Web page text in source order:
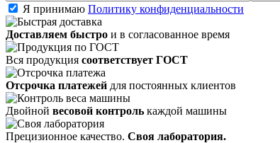
Я принимаю Политику конфиденциальности
Доставляем быстро и в согласованное время
Вся продукция соответствует ГОСТ
Отсрочка платежей для постоянных клиентов
Двойной весовой контроль каждой машины
Прецизионное качество. Своя лаборатория.